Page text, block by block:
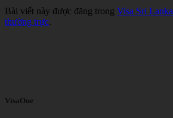
Bài viết này được đăng trong Visa Sri Lanka
thường trực.
VisaOne